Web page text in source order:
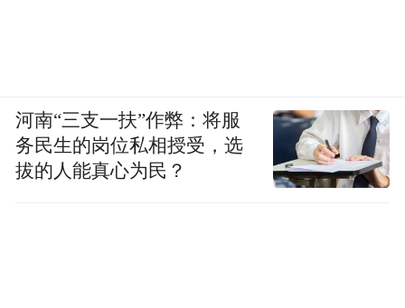
河南“三支一扶”作弊：将服
务民生的岗位私相授受，选
拔的人能真心为民？